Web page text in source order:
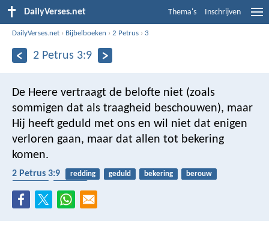
DailyVerses.net Thema's Inschrijven
DailyVerses.net › Bijbelboeken ›2 Petrus ›3
2 Petrus 3:9
De Heere vertraagt de belofte niet (zoals
sommigen dat als traagheid beschouwen), maar
Hij heeft geduld met ons en wil niet dat enigen
verloren gaan, maar dat allen tot bekering
komen.
2 Petrus 3:9 redding geduld bekering
berouw